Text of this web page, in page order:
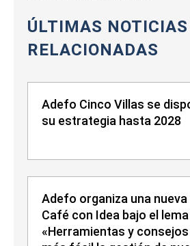
ÚLTIMAS NOTICIAS
RELACIONADAS
Adefo Cinco Villas se
su estrategia hasta 2028
Adefo organiza una
Café con Idea bajo el lema
«Herramientas y